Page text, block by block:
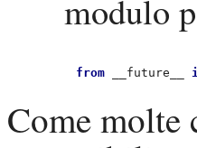
modulo
from __future__
Come molte